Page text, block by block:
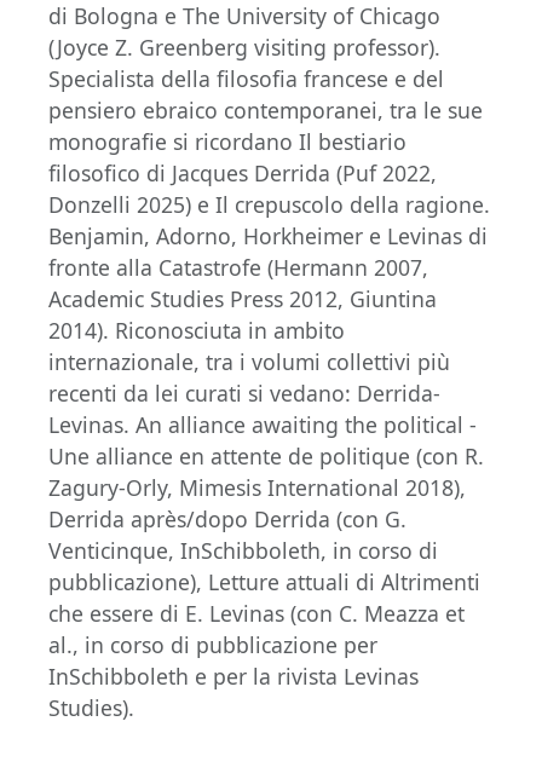
di Bologna e The University of Chicago
(Joyce Z. Greenberg visiting professor).
Specialista della filosofia francese e del
pensiero ebraico contemporanei, tra le sue
monografie si ricordano Il bestiario
filosofico di Jacques Derrida (Puf 2022,
Donzelli 2025) e Il crepuscolo della ragione.
Benjamin, Adorno, Horkheimer e Levinas di
fronte alla Catastrofe (Hermann 2007,
Academic Studies Press 2012, Giuntina
2014). Riconosciuta in ambito
internazionale, tra i volumi collettivi più
recenti da lei curati si vedano: Derrida-
Levinas. An alliance awaiting the political -
Une alliance en attente de politique (con R.
Zagury-Orly, Mimesis International 2018),
Derrida après/dopo Derrida (con G.
Venticinque, InSchibboleth, in corso di
pubblicazione), Letture attuali di Altrimenti
che essere di E. Levinas (con C. Meazza et
al., in corso di pubblicazione per
InSchibboleth e per la rivista Levinas
Studies).